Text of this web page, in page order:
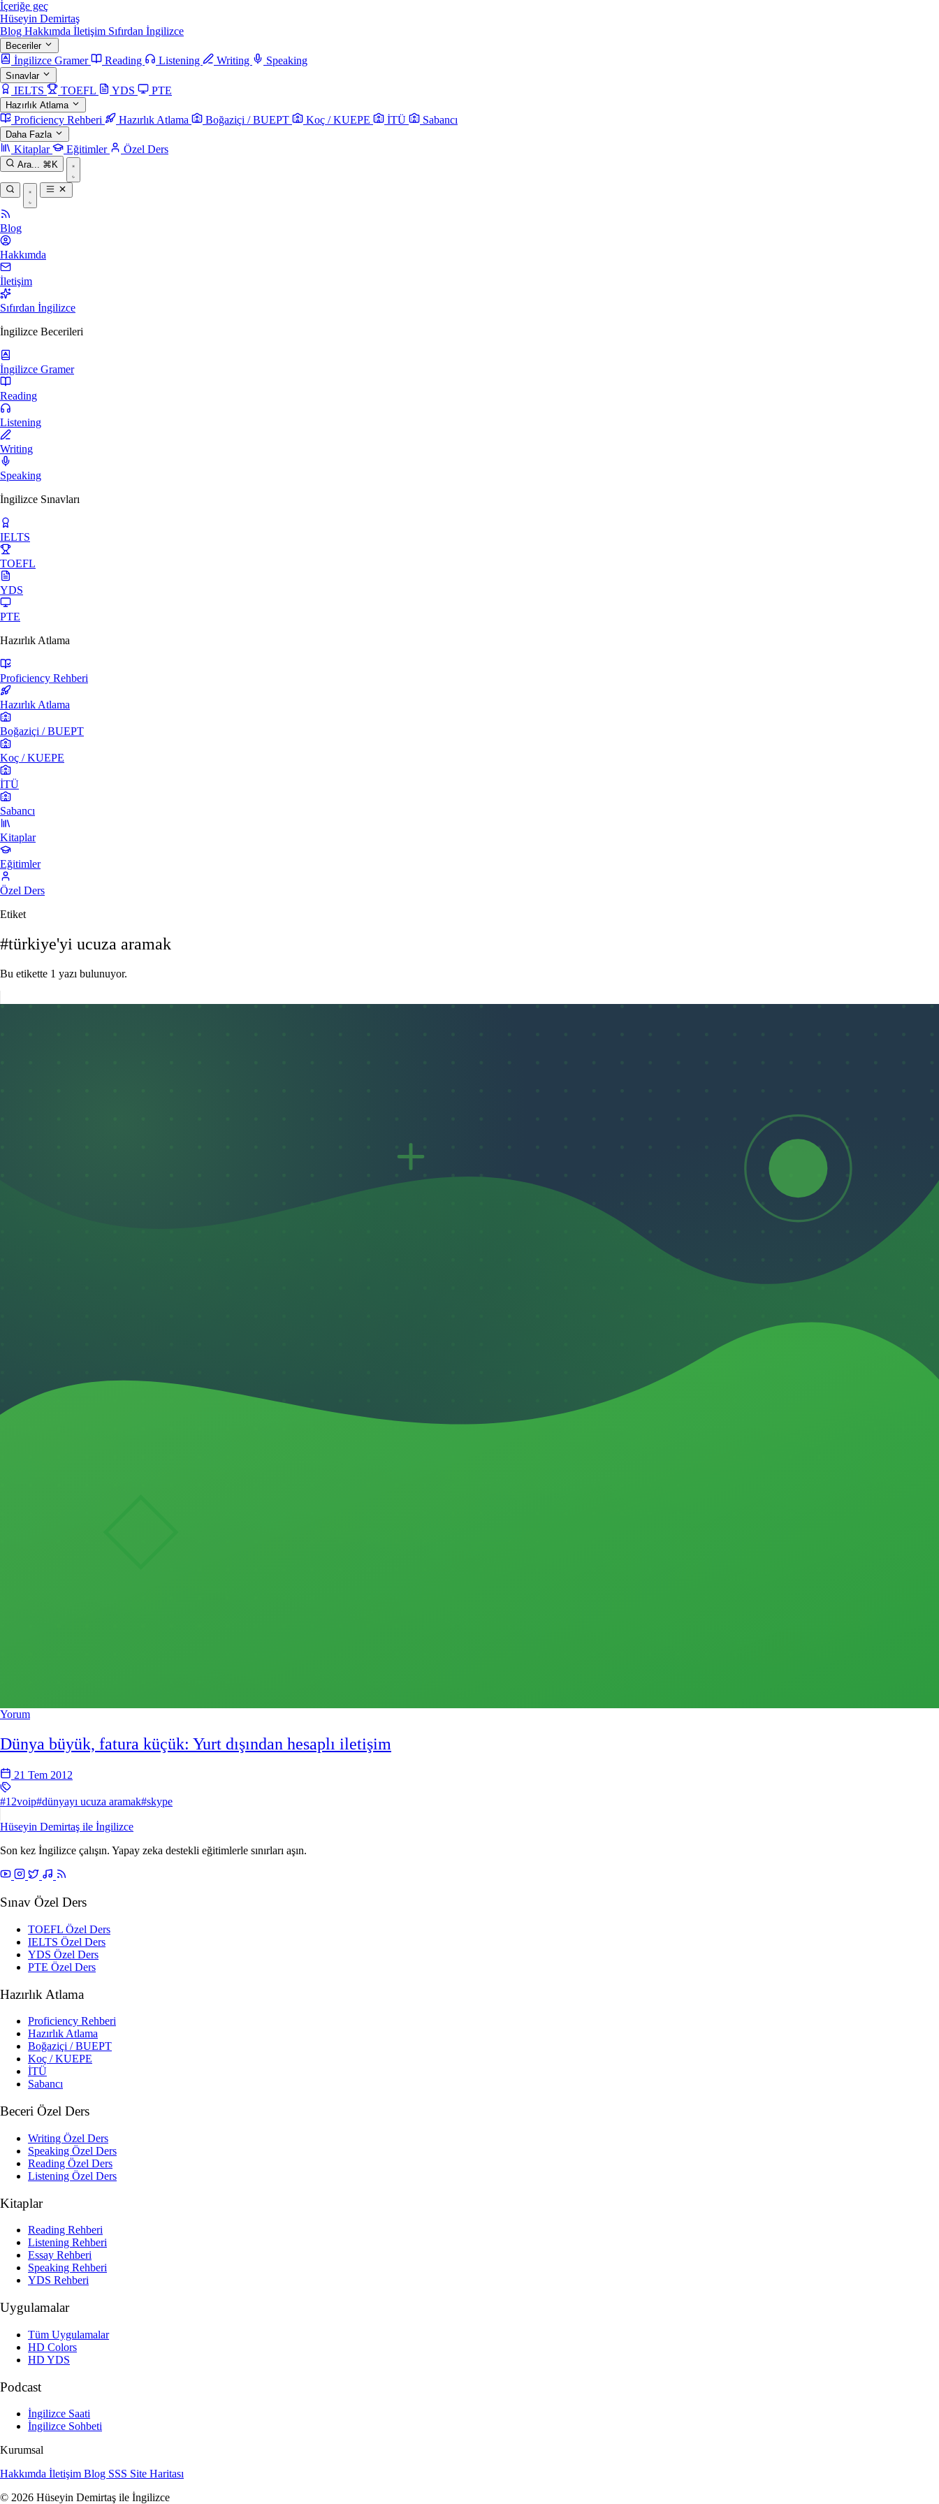
İçeriğe geç
Hüseyin Demirtaş
Blog Hakkımda İletişim Sıfırdan İngilizce
Beceriler
İngilizce Gramer Reading Listening Writing Speaking
Sınavlar
IELTS TOEFL YDS PTE
Hazırlık Atlama
Proficiency Rehberi Hazırlık Atlama Boğaziçi / BUEPT Koç / KUEPE İTÜ Sabancı
Daha Fazla
Kitaplar Eğitimler Özel Ders
Ara... ⌘K
Blog
Hakkımda
İletişim
Sıfırdan İngilizce
İngilizce Becerileri
İngilizce Gramer
Reading
Listening
Writing
Speaking
İngilizce Sınavları
IELTS
TOEFL
YDS
PTE
Hazırlık Atlama
Proficiency Rehberi
Hazırlık Atlama
Boğaziçi / BUEPT
Koç / KUEPE
İTÜ
Sabancı
Kitaplar
Eğitimler
Özel Ders
Etiket
#türkiye'yi ucuza aramak
Bu etikette 1 yazı bulunuyor.
Yorum
Dünya büyük, fatura küçük: Yurt dışından hesaplı iletişim
21 Tem 2012
#12voip#dünyayı ucuza aramak#skype
Hüseyin Demirtaş ile İngilizce
Son kez İngilizce çalışın. Yapay zeka destekli eğitimlerle sınırları aşın.
Sınav Özel Ders
TOEFL Özel Ders
IELTS Özel Ders
YDS Özel Ders
PTE Özel Ders
Hazırlık Atlama
Proficiency Rehberi
Hazırlık Atlama
Boğaziçi / BUEPT
Koç / KUEPE
İTÜ
Sabancı
Beceri Özel Ders
Writing Özel Ders
Speaking Özel Ders
Reading Özel Ders
Listening Özel Ders
Kitaplar
Reading Rehberi
Listening Rehberi
Essay Rehberi
Speaking Rehberi
YDS Rehberi
Uygulamalar
Tüm Uygulamalar
HD Colors
HD YDS
Podcast
İngilizce Saati
İngilizce Sohbeti
Kurumsal
Hakkımda İletişim Blog SSS Site Haritası
© 2026 Hüseyin Demirtaş ile İngilizce